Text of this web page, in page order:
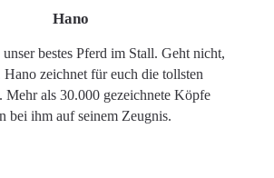
Hano
bestes Pferd im Stall. Geht nicht,
Hano zeichnet für euch die tollsten
Mehr als 30.000 gezeichnete Köpfe
bei ihm auf seinem Zeugnis.